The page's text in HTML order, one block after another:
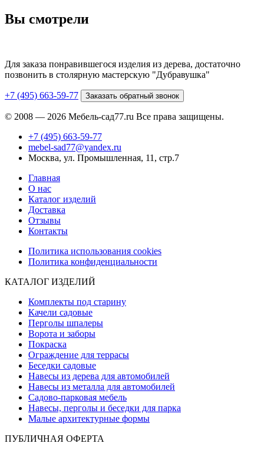
Вы смотрели
Для заказа понравившегося изделия из дерева, достаточно
позвонить в столярную мастерскую "Дубравушка"
+7 (495) 663-59-77 Заказать обратный звонок
© 2008 — 2026 Мебель-сад77.ru Все права защищены.
+7 (495) 663-59-77
mebel-sad77@yandex.ru
Москва, ул. Промышленная, 11, стр.7
Главная
О нас
Каталог изделий
Доставка
Отзывы
Контакты
Политика использования cookies
Политика конфиденциальности
КАТАЛОГ ИЗДЕЛИЙ
Комплекты под старину
Качели садовые
Перголы шпалеры
Ворота и заборы
Покраска
Ограждение для террасы
Беседки садовые
Навесы из дерева для автомобилей
Навесы из металла для автомобилей
Садово-парковая мебель
Навесы, перголы и беседки для парка
Малые архитектурные формы
ПУБЛИЧНАЯ ОФЕРТА